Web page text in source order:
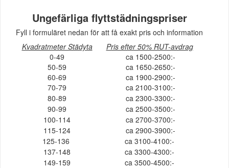
Ungefärliga flyttstädningspriser
Fyll i formuläret nedan för att få exakt pris och information
Kvadratmeter Städyta
Pris efter 50% RUT-avdrag
0-49
ca 1500-2500:-
50-59
ca 1650-2650:-
60-69
ca 1900-2900:-
70-79
ca 2100-3100:-
80-89
ca 2300-3300:-
90-99
ca 2500-3500:-
100-114
ca 2700-3700:-
115-124
ca 2900-3900:-
125-136
ca 3100-4100:-
137-148
ca 3300-4300:-
149-159
ca 3500-4500:-